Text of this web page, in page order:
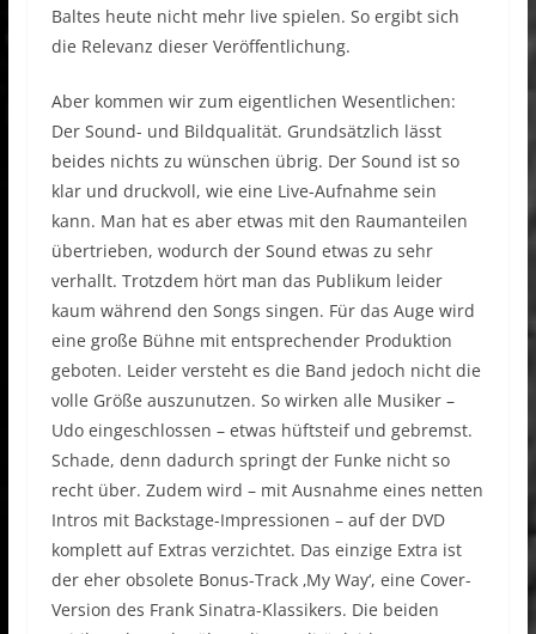
Baltes heute nicht mehr live spielen. So ergibt sich
die Relevanz dieser Veröffentlichung.
Aber kommen wir zum eigentlichen Wesentlichen:
Der Sound- und Bildqualität. Grundsätzlich lässt
beides nichts zu wünschen übrig. Der Sound ist so
klar und druckvoll, wie eine Live-Aufnahme sein
kann. Man hat es aber etwas mit den Raumanteilen
übertrieben, wodurch der Sound etwas zu sehr
verhallt. Trotzdem hört man das Publikum leider
kaum während den Songs singen. Für das Auge wird
eine große Bühne mit entsprechender Produktion
geboten. Leider versteht es die Band jedoch nicht die
volle Größe auszunutzen. So wirken alle Musiker –
Udo eingeschlossen – etwas hüftsteif und gebremst.
Schade, denn dadurch springt der Funke nicht so
recht über. Zudem wird – mit Ausnahme eines netten
Intros mit Backstage-Impressionen – auf der DVD
komplett auf Extras verzichtet. Das einzige Extra ist
der eher obsolete Bonus-Track ‚My Way‘, eine Cover-
Version des Frank Sinatra-Klassikers. Die beiden